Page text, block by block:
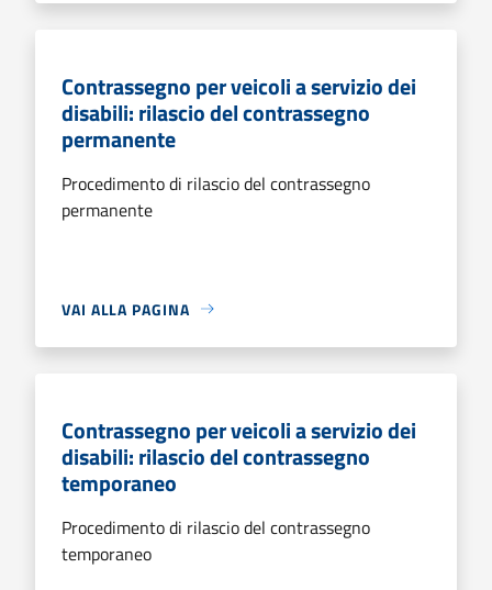
Contrassegno per veicoli a servizio dei
disabili: rilascio del contrassegno
permanente
Procedimento di rilascio del contrassegno
permanente
VAI ALLA PAGINA
Contrassegno per veicoli a servizio dei
disabili: rilascio del contrassegno
temporaneo
Procedimento di rilascio del contrassegno
temporaneo